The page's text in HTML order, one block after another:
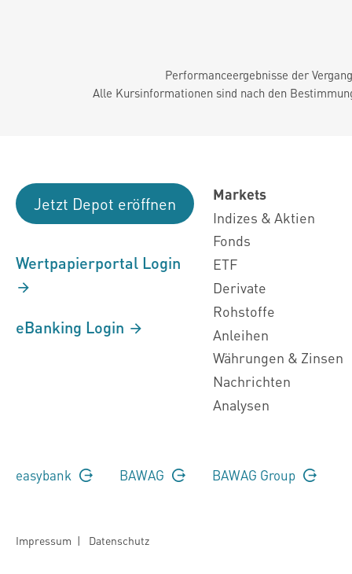
Performanceergebnisse der
Alle Kursinformationen sind nach den
Jetzt Depot eröffnen
Wertpapierportal Login
eBanking Login
Markets
Indizes & Aktien
Fonds
ETF
Derivate
Rohstoffe
Anleihen
Währungen & Zinsen
Nachrichten
Analysen
easybank BAWAG BAWAG Group
Impressum | Datenschutz